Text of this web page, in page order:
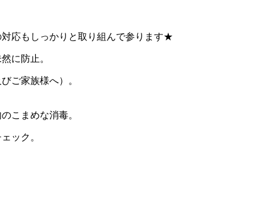
応もしっかりと取り組んで参ります★
に防止。
ご家族様へ）。
こまめな消毒。
ック。